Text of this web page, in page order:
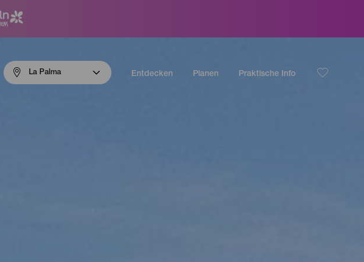
La Palma Entdecken Planen Praktische Info